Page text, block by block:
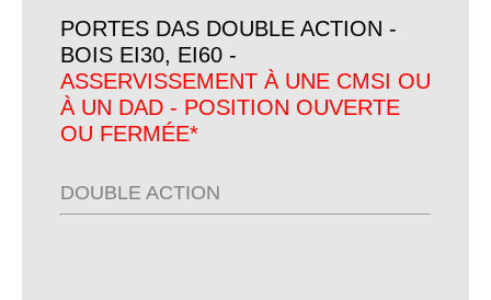
PORTES DAS DOUBLE ACTION -
BOIS EI30, EI60 -
ASSERVISSEMENT À UNE CMSI OU
À UN DAD - POSITION OUVERTE
OU FERMÉE*
DOUBLE ACTION